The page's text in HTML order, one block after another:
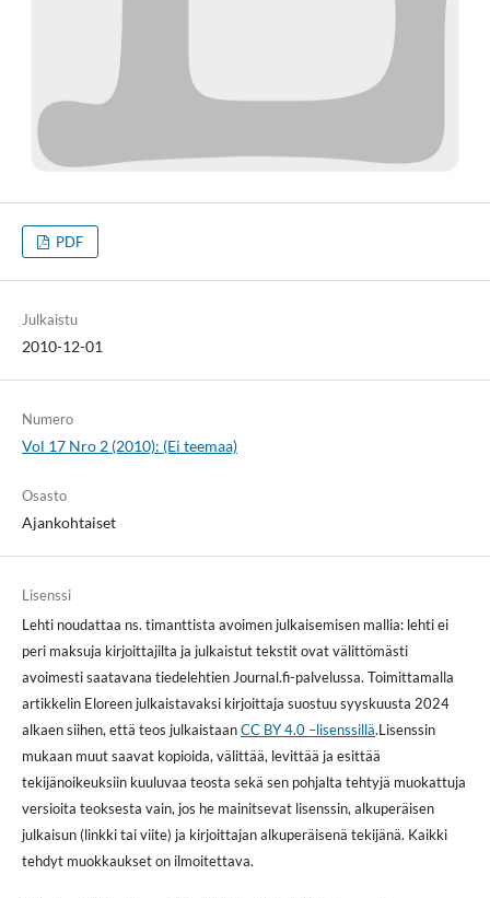
PDF
Julkaistu
2010-12-01
Numero
Vol 17 Nro 2 (2010): (Ei teemaa)
Osasto
Ajankohtaiset
Lisenssi
Lehti noudattaa ns. timanttista avoimen julkaisemisen mallia: lehti ei
peri maksuja kirjoittajilta ja julkaistut tekstit ovat välittömästi
avoimesti saatavana tiedelehtien Journal.fi-palvelussa. Toimittamalla
artikkelin Eloreen julkaistavaksi kirjoittaja suostuu syyskuusta 2024
alkaen siihen, että teos julkaistaanCC BY 4.0 –lisenssillä.Lisenssin
mukaan muut saavat kopioida, välittää, levittää ja esittää
tekijänoikeuksiin kuuluvaa teosta sekä sen pohjalta tehtyjä muokattuja
versioita teoksesta vain, jos he mainitsevat lisenssin, alkuperäisen
julkaisun (linkki tai viite) ja kirjoittajan alkuperäisenä tekijänä. Kaikki
tehdyt muokkaukset on ilmoitettava.